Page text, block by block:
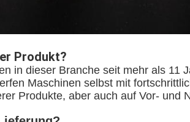
Produkt?
in dieser Branche seit mehr als 11
Maschinen selbst mit
Produkte, aber auch auf Vor- und